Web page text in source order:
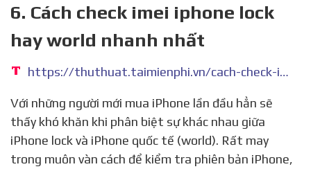
6. Cách check imei iphone lock
hay world nhanh nhất
https://thuthuat.taimienphi.vn/cach-check-imei-iphone-lock-hay-world-13570n.aspx
Với những người mới mua iPhone lần đầu hẳn sẽ
thấy khó khăn khi phân biệt sự khác nhau giữa
iPhone lock và iPhone quốc tế (world). Rất may
trong muôn vàn cách để kiểm tra phiên bản iPhone,